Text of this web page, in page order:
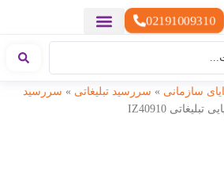
02191009310
سازمانی » سررسید تبلیغاتی » سررسید